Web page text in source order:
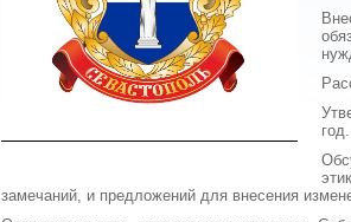
год.
замечаний, и предложений для внесения